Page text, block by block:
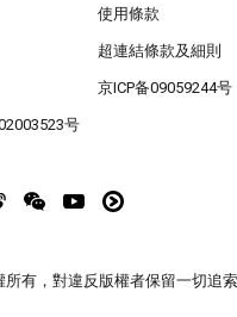
使用條款
超連結條款及細則
京ICP备09059244号
号
有，對違反版權者保留一切追索